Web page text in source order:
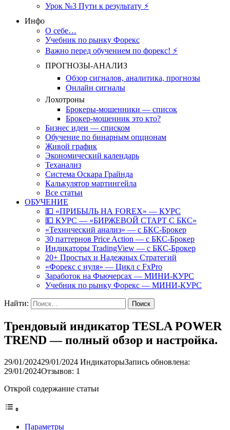
Урок №3 Пути к результату ⚡️
Инфо
О себе…
Учебник по рынку Форекс
Важно перед обучением по форекс! ⚡
ПРОГНОЗЫ-АНАЛИЗ
Обзор сигналов, аналитика, прогнозы
Онлайн сигналы
Лохотроны
Брокеры-мошенники — список
Брокер-мошенник это кто?
Бизнес идеи — списком
Обучение по бинарным опционам
Живой график
Экономический календарь
Теханализ
Система Оскара Грайнда
Калькулятор мартингейла
Все статьи
ОБУЧЕНИЕ
💵 «ПРИБЫЛЬ НА FOREX» — КУРС
💵 КУРС — «БИРЖЕВОЙ СТАРТ С БКС»
«Технический анализ» — с БКС-Брокер
30 паттернов Price Action — с БКС-Брокер
Индикаторы TradingView — с БКС-Брокер
20+ Простых и Надежных Стратегий
«Форекс с нуля» — Цикл с FxPro
Заработок на Фьючерсах — МИНИ-КУРС
Учебник по рынку Форекс — МИНИ-КУРС
Найти:
Трендовый индикатор TESLA POWER
TREND — полный обзор и настройка.
29/01/202429/01/2024 ИндикаторыЗапись обновлена:
29/01/2024Отзывов: 1
Открой содержание статьи
Параметры